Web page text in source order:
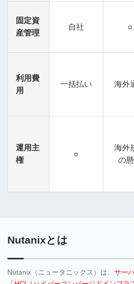
固定資
産管理
自社 ○
利用費
用
一括払い 海外
運用主
権
○
海外
の
Nutanixとは
Nutanix（ニュータニックス）は、 サー